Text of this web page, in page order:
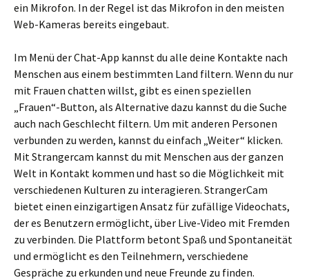
ein Mikrofon. In der Regel ist das Mikrofon in den meisten
Web-Kameras bereits eingebaut.
Im Menü der Chat-App kannst du alle deine Kontakte nach
Menschen aus einem bestimmten Land filtern. Wenn du nur
mit Frauen chatten willst, gibt es einen speziellen
„Frauen“-Button, als Alternative dazu kannst du die Suche
auch nach Geschlecht filtern. Um mit anderen Personen
verbunden zu werden, kannst du einfach „Weiter“ klicken.
Mit Strangercam kannst du mit Menschen aus der ganzen
Welt in Kontakt kommen und hast so die Möglichkeit mit
verschiedenen Kulturen zu interagieren. StrangerCam
bietet einen einzigartigen Ansatz für zufällige Videochats,
der es Benutzern ermöglicht, über Live-Video mit Fremden
zu verbinden. Die Plattform betont Spaß und Spontaneität
und ermöglicht es den Teilnehmern, verschiedene
Gespräche zu erkunden und neue Freunde zu finden.